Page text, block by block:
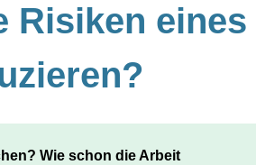
Risiken eines
Wie schon die Arbeit